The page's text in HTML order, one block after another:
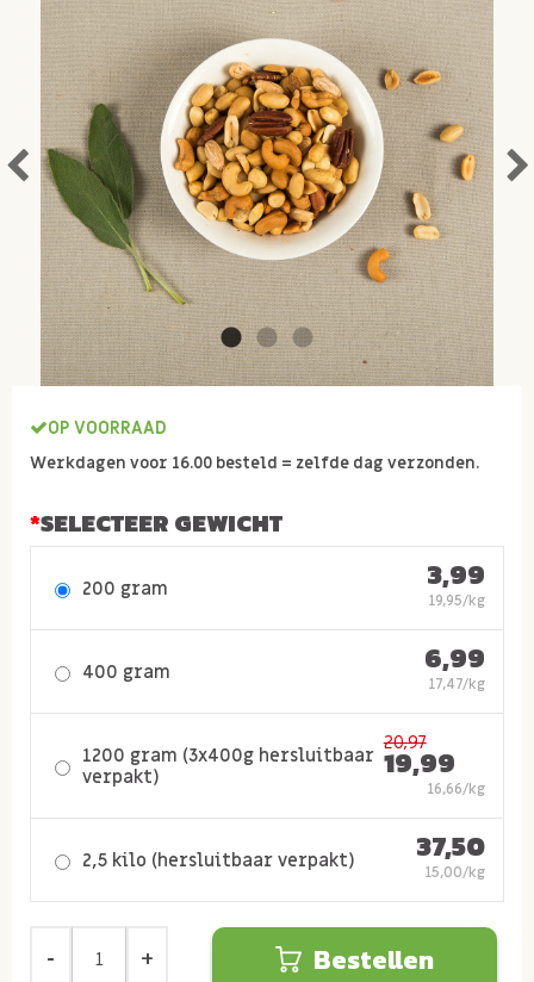
OP VOORRAAD
Werkdagen voor 16.00 besteld = zelfde dag verzonden.
SELECTEER GEWICHT
200 gram 3,99
19,95/kg
400 gram 6,99
17,47/kg
1200 gram (3x400g hersluitbaar
verpakt)
20,97
19,99
16,66/kg
2,5 kilo (hersluitbaar verpakt) 37,50
15,00/kg
Bestellen